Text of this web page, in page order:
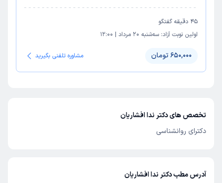
45 دقیقه گفتگو
اولین نوبت آزاد: سه‌شنبه 20 مرداد |
12:00
650,000 تومان مشاوره تلفنی بگیرید
تخصص های دکتر ندا افشاریان
دکترای روانشناسی
آدرس مطب دکتر ندا افشاریان